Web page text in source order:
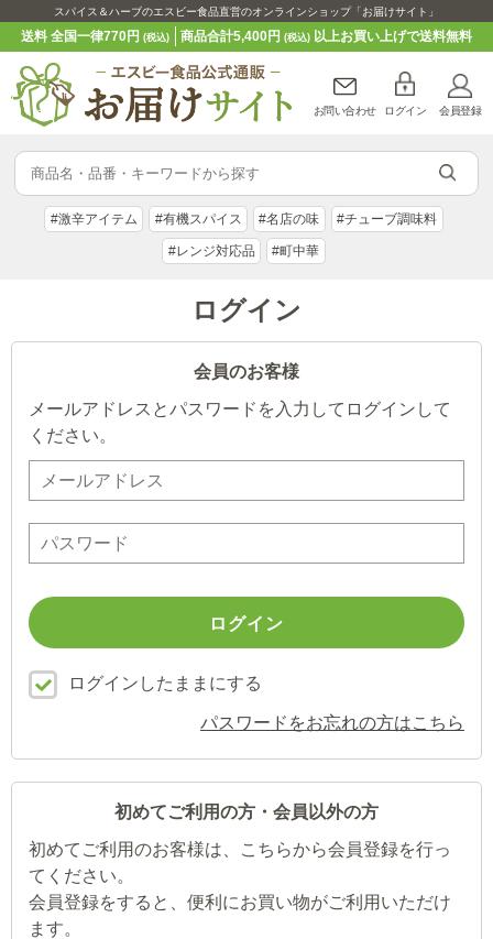
スパイス＆ハーブのエスビー食品直営のオンラインショップ「お届けサイト」
送料 全国一律770円(税込) 商品合計5,400円 (税込)以上お買い上げで送料無料
お問い合わせ ログイン 会員登録
#激辛アイテム #有機スパイス #名店の味 #チューブ調味料
#レンジ対応品 #町中華
ログイン
会員のお客様
メールアドレスとパスワードを入力してログインして
ください。
ログインしたままにする
パスワードをお忘れの方はこちら
初めてご利用の方・会員以外の方
初めてご利用のお客様は、こちらから会員登録を行っ
てください。
会員登録をすると、便利にお買い物がご利用いただけ
ます。